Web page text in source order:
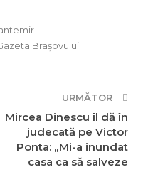
Brașovului
URMĂTOR
Mircea Dinescu îl dă în
judecată pe Victor
Ponta: „Mi-a inundat
casa ca să salveze